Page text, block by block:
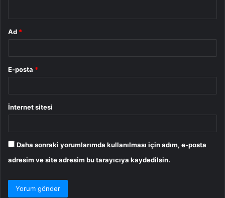
Ad *
E-posta *
İnternet sitesi
Daha sonraki yorumlarımda kullanılması için adım, e-posta
adresim ve site adresim bu tarayıcıya kaydedilsin.